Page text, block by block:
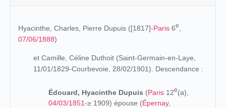
Hyacinthe, Charles, Pierre Dupuis ([1817]-Paris 6e
07/06/1888)
et Camille, Céline Duthoit (Saint-Germain-en-Laye,
11/01/1829-Courbevoie, 28/02/1901). Descendance :
Édouard, Hyacinthe Dupuis (Paris 12e(a),
04/03/1851-≥ 1909) épouse (Épernay,